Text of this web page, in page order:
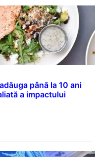
până la 10 ani
a impactului